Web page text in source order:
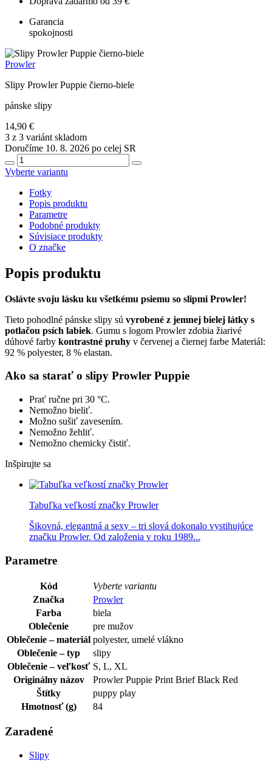
Garancia
spokojnosti
Prowler
Slipy Prowler Puppie čierno-biele
pánske slipy
14,90 €
3 z 3 variánt skladom
Doručíme 10. 8. 2026 po celej SR
Vyberte variantu
Fotky
Popis produktu
Parametre
Podobné produkty
Súvisiace produkty
O značke
Popis produktu
Oslávte svoju lásku ku všetkému psiemu so slipmi Prowler!
Tieto pohodlné pánske slipy sú vyrobené z jemnej bielej látky s
potlačou psích labiek. Gumu s logom Prowler zdobia žiarivé
dúhové farby kontrastné pruhy v červenej a čiernej farbe Materiál:
92 % polyester, 8 % elastan.
Ako sa starať o slipy Prowler Puppie
Prať ručne pri 30 °C.
Nemožno bieliť.
Možno sušiť zavesením.
Nemožno žehliť.
Nemožno chemicky čistiť.
Inšpirujte sa
Tabuľka veľkostí značky Prowler
Šikovná, elegantná a sexy – tri slová dokonalo vystihujúce
značku Prowler. Od založenia v roku 1989...
Parametre
Kód
Vyberte variantu
Značka
Prowler
Farba
biela
Oblečenie
pre mužov
Oblečenie – materiál polyester, umelé vlákno
Oblečenie – typ
slipy
Oblečenie – veľkosť S, L, XL
Originálny názov
Prowler Puppie Print Brief Black Red
Štítky
puppy play
Hmotnosť (g)
84
Zaradené
Slipy